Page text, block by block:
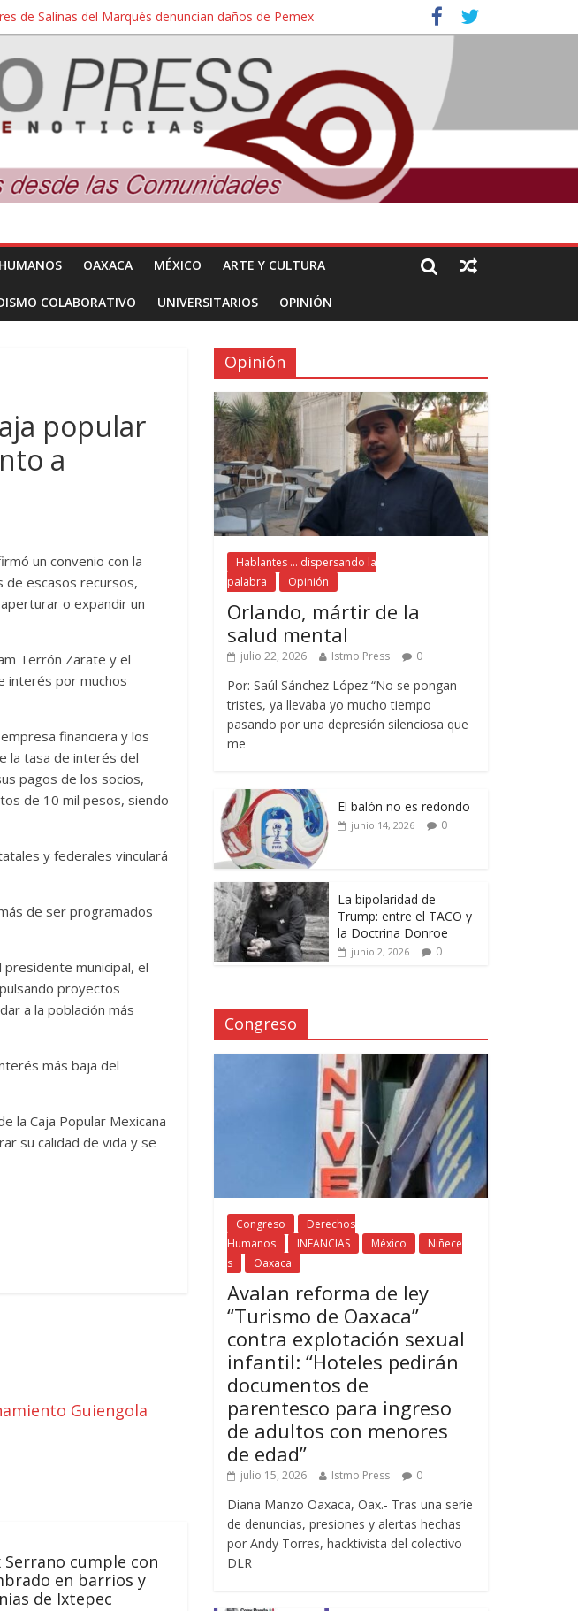
de Salinas del Marqués denuncian daños de Pemex
vuelve a las aulas tras amparo
detener a los autores materiales e intelectuales de su asesinato
un parque eólico
gravera Oyamel
OAXACA MÉXICO ARTE Y CULTURA
COLABORATIVO UNIVERSITARIOS OPINIÓN
popular
a
un convenio con la
de escasos recursos,
o expandir un
Terrón Zarate y el
interés por muchos
financiera y los
la tasa de interés del
pagos de los socios,
de 10 mil pesos, siendo
y federales vinculará
de ser programados
municipal, el
proyectos
a la población más
más baja del
la Caja Popular Mexicana
su calidad de vida y se
Guiengola
Serrano cumple con
en barrios y
de Ixtepec
Opinión
Hablantes ... dispersando la
palabra
Opinión
Orlando, mártir de la
salud mental
julio 22, 2026 Istmo Press 0
Por: Saúl Sánchez López “No se pongan
tristes, ya llevaba yo mucho tiempo
pasando por una depresión silenciosa que
me
El balón no es redondo
junio 14, 2026 0
La bipolaridad de
Trump: entre el TACO y
la Doctrina Donroe
junio 2, 2026 0
Congreso
Congreso
Derechos
Humanos
INFANCIAS México
Niñece
s
Oaxaca
Avalan reforma de ley
“Turismo de Oaxaca”
contra explotación sexual
infantil: “Hoteles pedirán
documentos de
parentesco para ingreso
de adultos con menores
de edad”
julio 15, 2026 Istmo Press 0
Diana Manzo Oaxaca, Oax.- Tras una serie
de denuncias, presiones y alertas hechas
por Andy Torres, hacktivista del colectivo
DLR